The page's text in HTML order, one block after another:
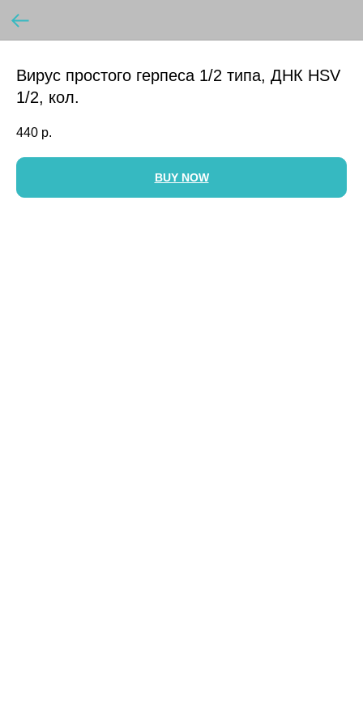
Вирус простого герпеса 1/2 типа, ДНК HSV
1/2, кол.
440 р.
BUY NOW